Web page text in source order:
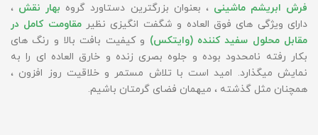
فرش ابریشم ماشینی ، بعنوان بزرگترین دستاورد گروه بهار نقش ،
دارای ویژگی های فوق العاده و شگفت انگیزی نظیرمقاومت کامل در
مقابل محلول سفید کننده (وایتکس) و کیفیت بافت بالا و رنگ های
بکار رفته نامحدود بوده و جلوه بصری زنده و خارق العاده ای را به
نمایش میگذارد. امید است با تلاش مستمر و خلاقیت روز افزون ،
همچنان مثل گذشته ، میهمان فضای گرمتان باشیم.